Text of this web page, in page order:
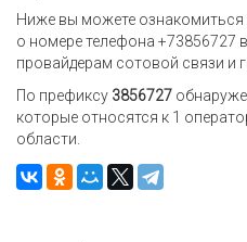
Ниже вы можете
о номере телефона +73856727
провайдерам сотовой связи и
По префиксу 3856727
которые относятся к 1
области.